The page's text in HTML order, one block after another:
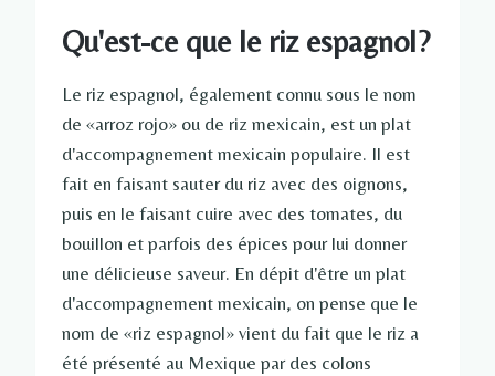
Qu'est-ce que le riz espagnol?
Le riz espagnol, également connu sous le nom
de «arroz rojo» ou de riz mexicain, est un plat
d'accompagnement mexicain populaire. Il est
fait en faisant sauter du riz avec des oignons,
puis en le faisant cuire avec des tomates, du
bouillon et parfois des épices pour lui donner
une délicieuse saveur. En dépit d'être un plat
d'accompagnement mexicain, on pense que le
nom de «riz espagnol» vient du fait que le riz a
été présenté au Mexique par des colons